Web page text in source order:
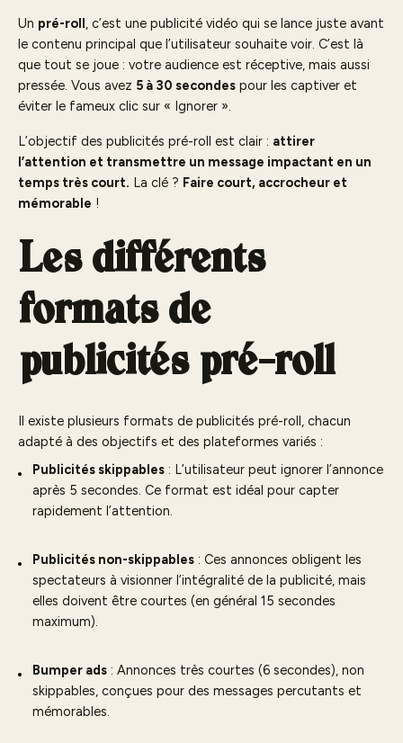
Un pré-roll, c’est une publicité vidéo qui se lance juste avant
le contenu principal que l’utilisateur souhaite voir. C’est là
que tout se joue : votre audience est réceptive, mais aussi
pressée. Vous avez 5 à 30 secondes pour les captiver et
éviter le fameux clic sur « Ignorer ».
L’objectif des publicités pré-roll est clair : attirer
l’attention et transmettre un message impactant en un
temps très court. La clé ? Faire court, accrocheur et
mémorable !
Les différents
formats de
publicités pré-roll
Il existe plusieurs formats de publicités pré-roll, chacun
adapté à des objectifs et des plateformes variés :
Publicités skippables : L’utilisateur peut ignorer l’annonce
après 5 secondes. Ce format est idéal pour capter
rapidement l’attention.
Publicités non-skippables : Ces annonces obligent les
spectateurs à visionner l’intégralité de la publicité, mais
elles doivent être courtes (en général 15 secondes
maximum).
Bumper ads : Annonces très courtes (6 secondes), non
skippables, conçues pour des messages percutants et
mémorables.